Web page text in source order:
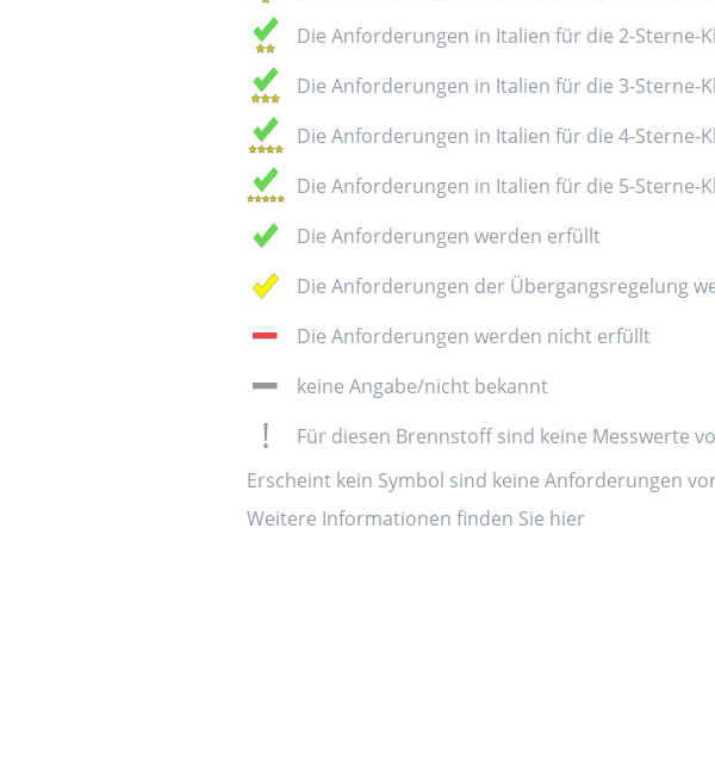
Die Anforderungen in Italien für die 2-Sterne-
Die Anforderungen in Italien für die 3-Sterne-
Die Anforderungen in Italien für die 4-Sterne-
Die Anforderungen in Italien für die 5-Sterne-
Die Anforderungen werden erfüllt
Die Anforderungen der Übergangsregelung
Die Anforderungen werden nicht erfüllt
keine Angabe/nicht bekannt
Für diesen Brennstoff sind keine Messwerte
Erscheint kein Symbol sind keine Anforderungen
Weitere Informationen finden Sie hier